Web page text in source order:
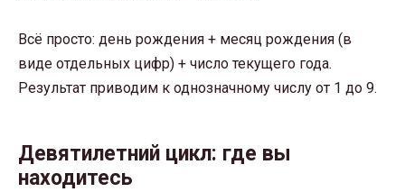
Всё просто: день рождения + месяц рождения (в
виде отдельных цифр) + число текущего года.
Результат приводим к однозначному числу от 1 до 9.
Девятилетний цикл: где вы
находитесь